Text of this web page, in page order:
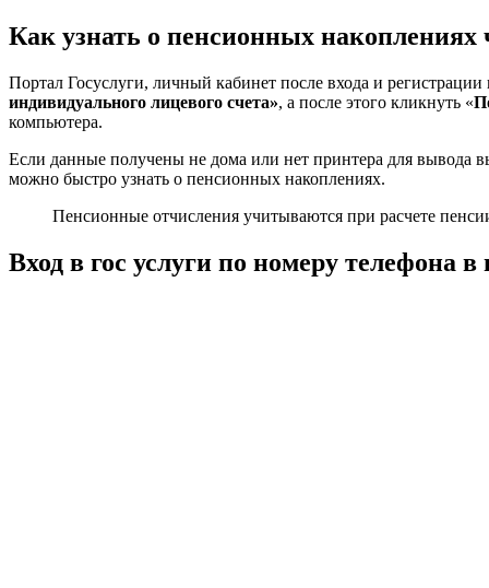
Как узнать о пенсионных накоплениях
Портал Госуслуги, личный кабинет после входа и
индивидуального лицевого счета», а после этого кликнуть «
компьютера.
Если данные получены не дома или нет принтера для вывода
можно быстро узнать о пенсионных накоплениях.
Пенсионные отчисления учитываются при расчете
Вход в гос услуги по номеру телефона